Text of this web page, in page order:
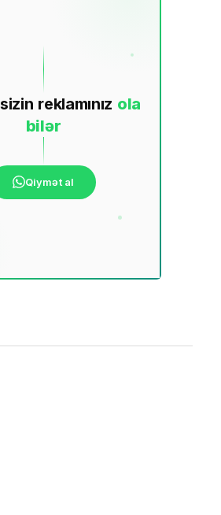
sizin reklamınız ola
bilər
Qiymət al